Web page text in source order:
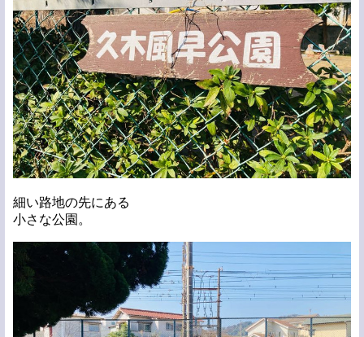
細い路地の先にある
小さな公園。